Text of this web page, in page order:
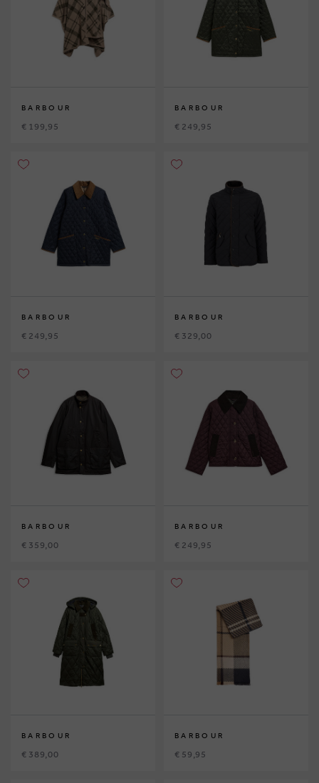
BARBOUR
€ 199,95
BARBOUR
€ 249,95
BARBOUR
€ 249,95
BARBOUR
€ 329,00
BARBOUR
€ 359,00
BARBOUR
€ 249,95
BARBOUR
€ 389,00
BARBOUR
€ 59,95